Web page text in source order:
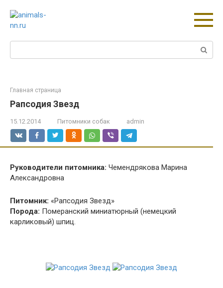
контенту
Поиск:
Главная страница
Рапсодия Звезд
15.12.2014 Питомники собак admin
Руководители питомника: Чемендрякова Марина
Александровна
Питомник: «Рапсодия Звезд»
Порода: Померанский миниатюрный (немецкий
карликовый) шпиц.